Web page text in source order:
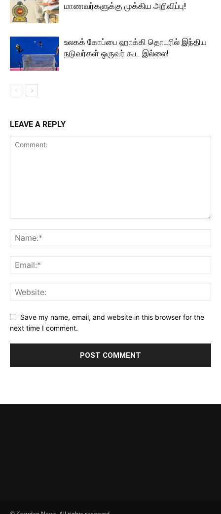
மாணவர்களுக்கு முக்கிய அறிவிப்பு!
உலகக் கோப்பை ஹாக்கி தொடரில் இந்திய
நடுவர்கள் ஒருவர் கூட இல்லை!
LEAVE A REPLY
Save my name, email, and website in this browser for the
next time I comment.